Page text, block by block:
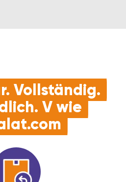
Vollständig.
V wie